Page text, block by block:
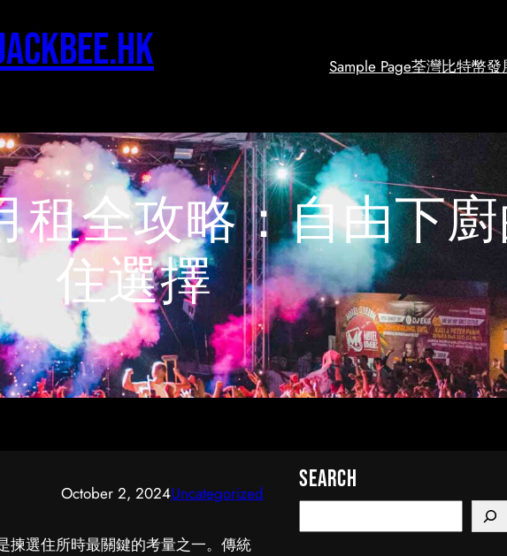
Sample Page荃灣比特幣發
租全攻略：自由下
住選擇
October 2, 2024Uncategorized
揀選住所時最關鍵的考量之一。傳統
Search
e